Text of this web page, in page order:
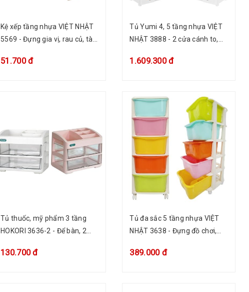
Kệ xếp tầng nhựa VIỆT NHẬT
5569 - Đựng gia vị, rau củ, tài
51.700 đ
Tủ Yumi 4, 5 tầng nhựa VIỆT
NHẬT 3888 - 2 cửa cánh to,
áo bé
1.609.300 đ
Tủ thuốc, mỹ phẩm 3 tầng
HOKORI 3636-2 - Để bàn, 2
130.700 đ
Tủ đa sắc 5 tầng nhựa VIỆT
NHẬT 3638 - Đựng đồ chơi,
389.000 đ